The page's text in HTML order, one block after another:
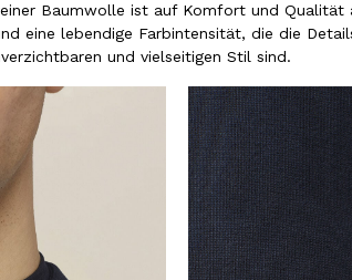
Baumwolle ist auf Komfort und Qualität
eine lebendige Farbintensität, die die
und vielseitigen Stil sind.